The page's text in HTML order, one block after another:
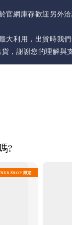
官網庫存歡迎另外洽
大利用，出貨時我
，謝謝您的理解與支
?
Shop 限定